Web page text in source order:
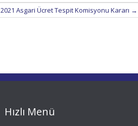
2021 Asgari Ücret Tespit Komisyonu Kararı →
Hızlı Menü